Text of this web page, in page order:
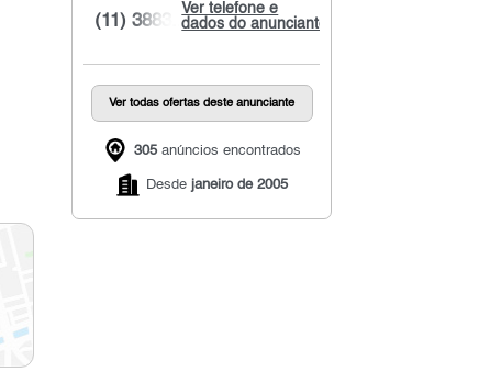
Ver telefone e
dados do anunciante
(11) 3883...
Ver todas ofertas deste anunciante
305anúncios encontrados
Desde janeiro de 2005